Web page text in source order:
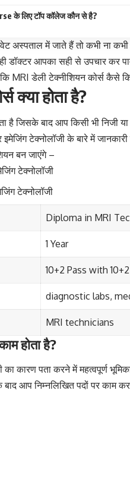
के लिए टॉप कॉलेज कौन से है?
अस्पताल में जाते हैं तो कभी ना
डॉक्टर आपका सही से उपचार कर
MRI डेली टेक्नीशियन कोर्स कैसे
क्या होता है?
है जिसके बाद आप किसी भी
टेक्नोलॉजी के बारे में
बन जाएंगे –
टेक्नोलॉजी
टेक्नोलॉजी
Diploma in MRI
1 Year
10+2 Pass with
diagnostic labs,
MRI technicians
होता है?
का कारण पता करने में महत्वपूर्ण
आप निम्नलिखित पदों पर काम